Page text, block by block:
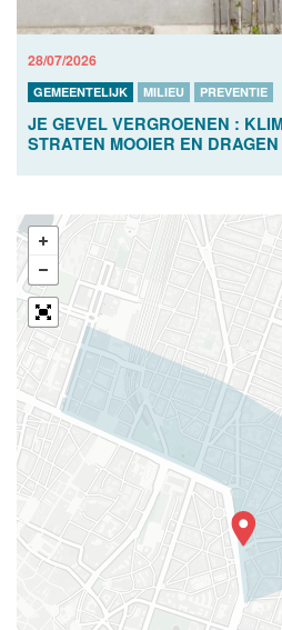
28/07/2026
GEMEENTELIJK MILIEU PREVENTIE
JE GEVEL VERGROENEN :
STRATEN MOOIER EN